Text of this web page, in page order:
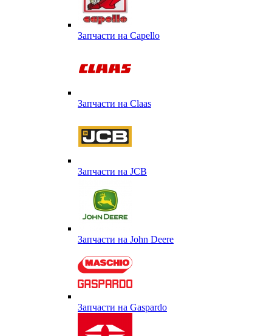
Запчасти на Capello
Запчасти на Сlaas
Запчасти на JCB
Запчасти на John Deere
Запчасти на Gaspardo